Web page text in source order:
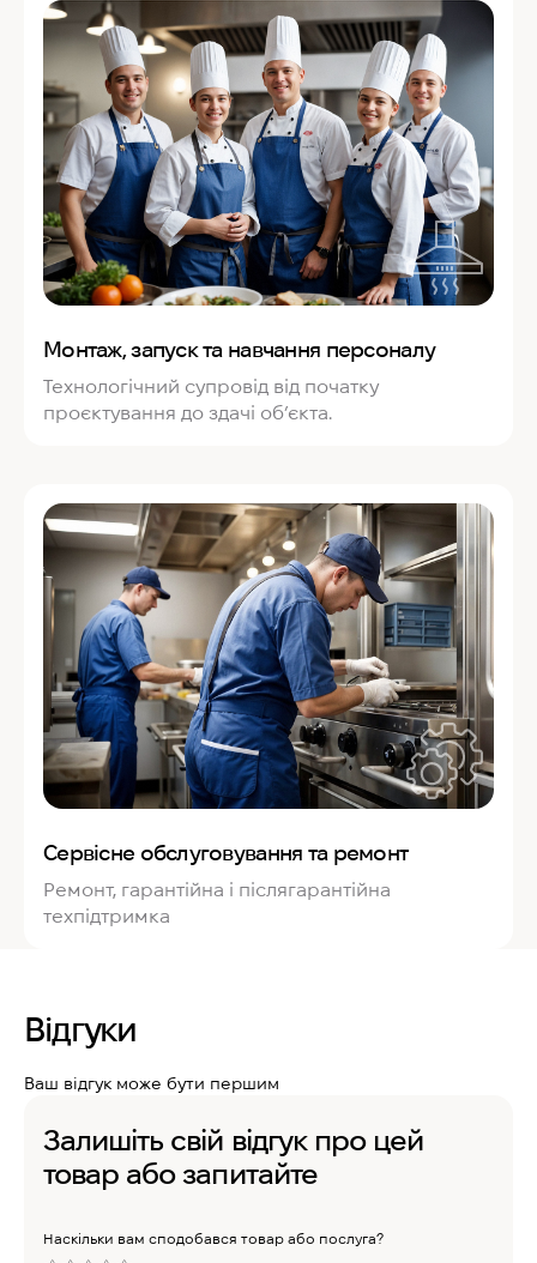
Монтаж, запуск та навчання персоналу
Технологічний супровід від початку
проєктування до здачі об’єкта.
Сервісне обслуговування та ремонт
Ремонт, гарантійна і післягарантійна
техпідтримка
Відгуки
Ваш відгук може бути першим
Залишіть свій відгук про цей
товар або запитайте
Наскільки вам сподобався товар або послуга?